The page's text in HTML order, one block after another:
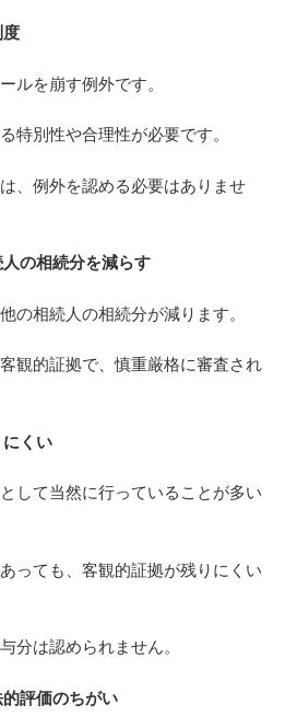
ルを崩す例外です。
特別性や合理性が必要です。
、例外を認める必要はありませ
の相続分を減らす
の相続人の相続分が減ります。
観的証拠で、慎重厳格に審査され
くい
して当然に行っていることが多い
っても、客観的証拠が残りにくい
分は認められません。
評価のちがい